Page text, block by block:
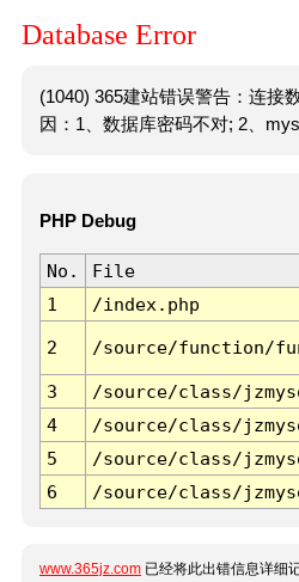
Database Error
(1040) 365建站错误警告：连接
因：1、数据库密码不对; 2、
PHP Debug
No. File
1
/index.php
2 /source/function/
3 /source/class/
4
/source/class/
5
/source/class/
6
/source/class/
www.365jz.com 已经将此出错信息详细